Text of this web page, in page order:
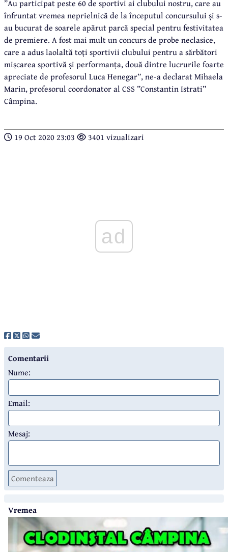
”Au participat peste 60 de sportivi ai clubului nostru, care au
înfruntat vremea neprielnică de la începutul concursului și s-
au bucurat de soarele apărut parcă special pentru festivitatea
de premiere. A fost mai mult un concurs de probe neclasice,
care a adus laolaltă toți sportivii clubului pentru a sărbători
mișcarea sportivă și performanța, două dintre lucrurile foarte
apreciate de profesorul Luca Henegar”, ne-a declarat Mihaela
Marin, profesorul coordonator al CSS ”Constantin Istrati”
Câmpina.
19 Oct 2020 23:03 3401 vizualizari
ad
Comentarii
Nume:
Email:
Mesaj:
Comenteaza
Vremea